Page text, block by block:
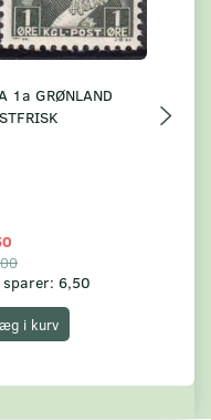
1a GRØNLAND
sparer: 6,50
i kurv